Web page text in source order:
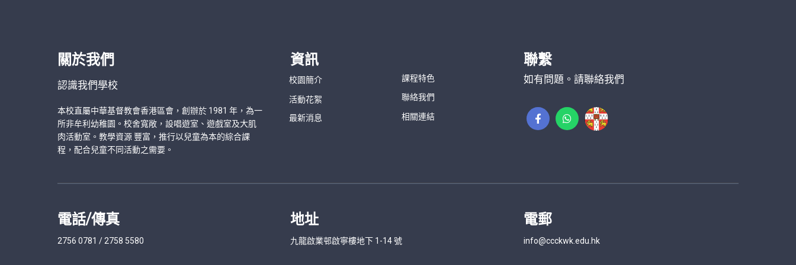
關於我們
認識我們學校
本校直屬中華基督教會香港區會，創辦於 1981 年，為一
所非牟利幼稚園。校舍寬敞，設唱遊室、遊戲室及大肌
肉活動室。教學資源 豐富，推行以兒童為本的綜合課
程，配合兒童不同活動之需要。
資訊
校園簡介
活動花絮
最新消息
課程特色
聯絡我們
相關連結
聯繫
如有問題。請聯絡我們
電話/傳真
2756 0781 / 2758 5580
地址
九龍啟業邨啟寧樓地下 1-14 號
電郵
info@ccckwk.edu.hk